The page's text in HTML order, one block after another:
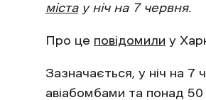
містау ніч на 7 червня.
Про це повідомили у
Зазначається, у ніч на
авіабомбами та понад 50